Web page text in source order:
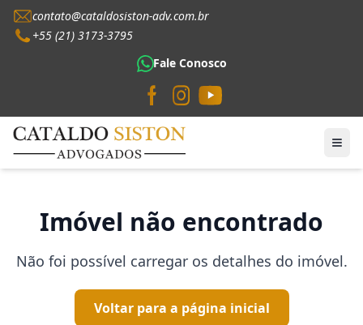
contato@cataldosiston-adv.com.br
+55 (21) 3173-3795
Fale Conosco
Imóvel não encontrado
Não foi possível carregar os detalhes do imóvel.
Voltar para a página inicial